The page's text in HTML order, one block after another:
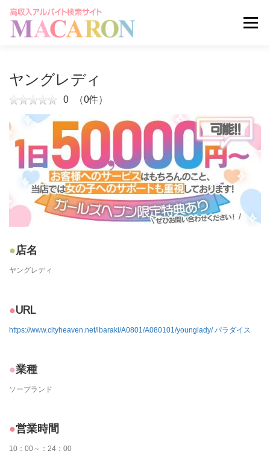
メニュー
掲載申し込みはこちら
ヤングレディ
0 （0件）
店名
ヤングレディ
URL
https://www.cityheaven.net/ibaraki/A0801/A080101/younglady/ パラダイス
業種
ソープランド
営業時間
10：00～：24：00